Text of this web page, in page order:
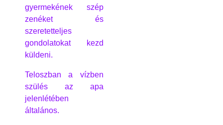
gyermekének szép
zenéket és
szeretetteljes
gondolatokat kezd
küldeni.
Teloszban a vízben
szülés az apa
jelenlétében
általános.